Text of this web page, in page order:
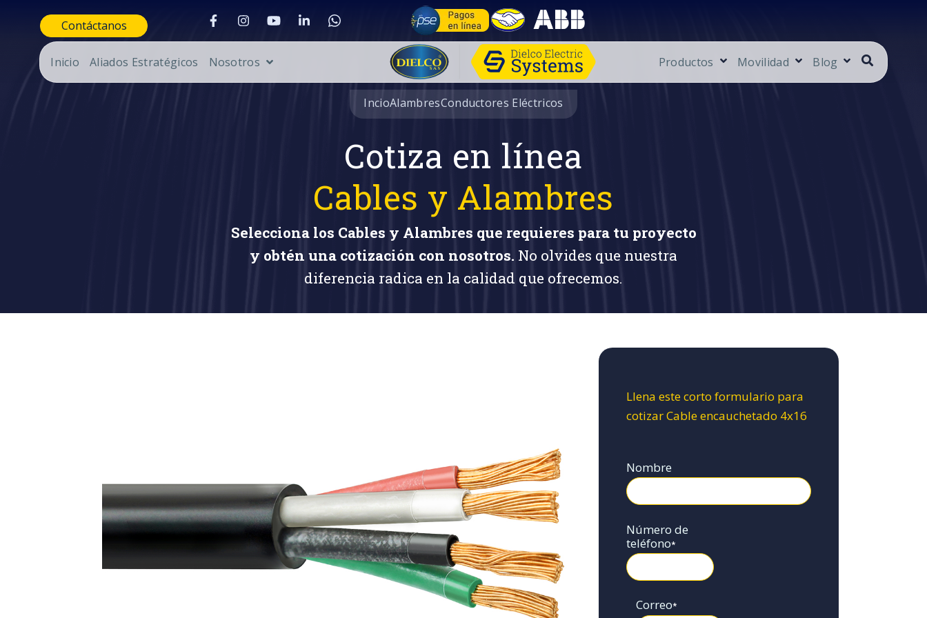
Contáctanos
Inicio Aliados Estratégicos Nosotros Productos Movilidad Blog
IncioAlambresConductores Eléctricos
Cotiza en línea
Cables y Alambres
Selecciona los Cables y Alambres que requieres para tu proyecto
y obtén una cotización con nosotros. No olvides que nuestra
diferencia radica en la calidad que ofrecemos.
Llena este corto formulario para
cotizar Cable encauchetado 4x16
Nombre
Número de
teléfono*
Correo*